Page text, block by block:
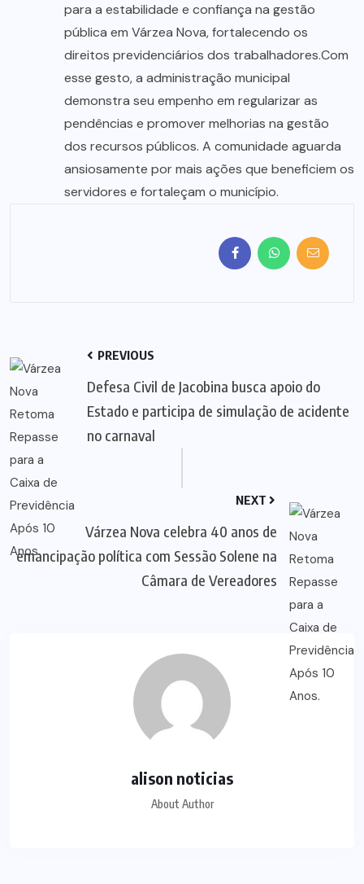
para a estabilidade e confiança na gestão
pública em Várzea Nova, fortalecendo os
direitos previdenciários dos trabalhadores.Com
esse gesto, a administração municipal
demonstra seu empenho em regularizar as
pendências e promover melhorias na gestão
dos recursos públicos. A comunidade aguarda
ansiosamente por mais ações que beneficiem os
servidores e fortaleçam o município.
PREVIOUS
Defesa Civil de Jacobina busca apoio do
Estado e participa de simulação de acidente
no carnaval
NEXT
Várzea Nova celebra 40 anos de
emancipação política com Sessão Solene na
Câmara de Vereadores
alison noticias
About Author